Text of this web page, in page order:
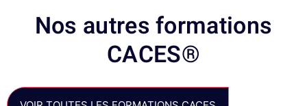
Nos autres formations
CACES®